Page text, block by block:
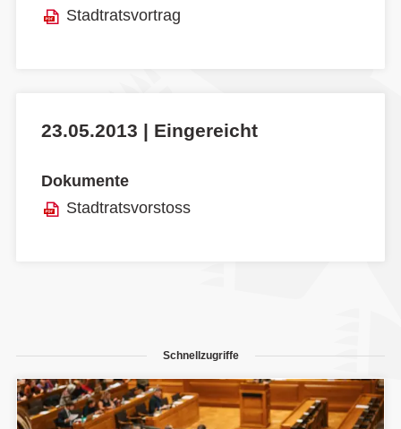
Stadtratsvortrag
23.05.2013 | Eingereicht
Dokumente
Stadtratsvorstoss
Schnellzugriffe